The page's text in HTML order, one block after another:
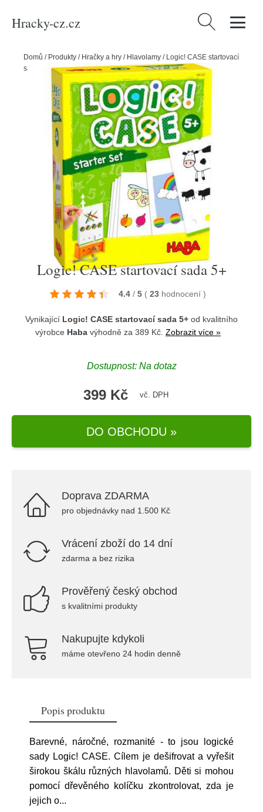
Hracky-cz.cz Vyhledávání
Domů / Produkty / Hračky a hry / Hlavolamy / Logic! CASE startovací
sada 5+
Logic! CASE startovací sada 5+
4.4 / 5 ( 23 hodnocení )
Vynikající Logic! CASE startovací sada 5+ od kvalitního
výrobce Haba výhodně za 389 Kč. Zobrazit více »
Dostupnost: Na dotaz
399 Kč vč. DPH
DO OBCHODU »
Doprava ZDARMA
pro objednávky nad 1.500 Kč
Vrácení zboží do 14 dní
zdarma a bez rizika
Prověřený český obchod
s kvalitními produkty
Nakupujte kdykoli
máme otevřeno 24 hodin denně
Popis produktu
Barevné, náročné, rozmanité - to jsou logické
sady Logic! CASE. Cílem je dešifrovat a vyřešit
širokou škálu různých hlavolamů. Děti si mohou
pomocí dřevěného kolíčku zkontrolovat, zda je
jejich o...